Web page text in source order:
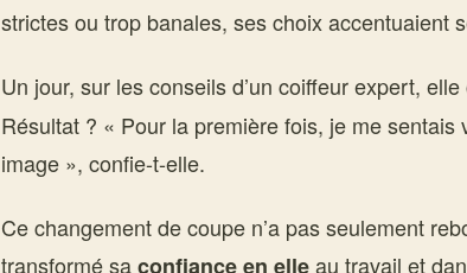
strictes ou trop banales, ses choix accentuaient
Un jour, sur les conseils d’un coiffeur expert,
Résultat ? « Pour la première fois, je me sentais
image », confie-t-elle.
Ce changement de coupe n’a pas seulement
transformé saconfiance en elleau travail et